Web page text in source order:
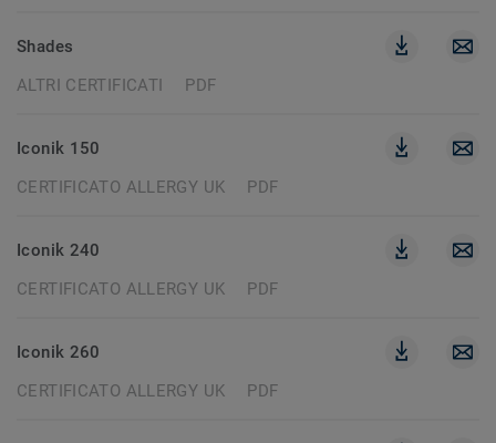
Shades
ALTRI CERTIFICATI
PDF
Iconik 150
CERTIFICATO ALLERGY UK
PDF
Iconik 240
CERTIFICATO ALLERGY UK
PDF
Iconik 260
CERTIFICATO ALLERGY UK
PDF